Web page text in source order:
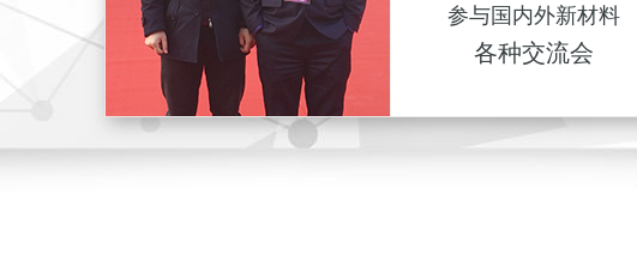
参与国内外新材料
各种交流会